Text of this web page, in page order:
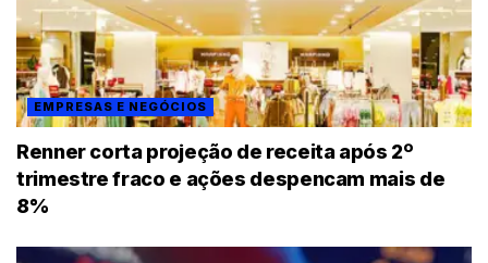
EMPRESAS E NEGÓCIOS
Renner corta projeção de receita após 2º
trimestre fraco e ações despencam mais de
8%